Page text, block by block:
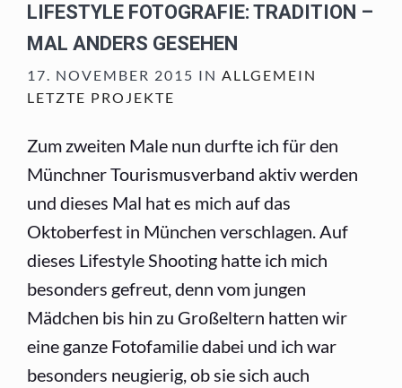
LIFESTYLE FOTOGRAFIE: TRADITION –
MAL ANDERS GESEHEN
17. NOVEMBER 2015 IN ALLGEMEIN
LETZTE PROJEKTE
Zum zweiten Male nun durfte ich für den
Münchner Tourismusverband aktiv werden
und dieses Mal hat es mich auf das
Oktoberfest in München verschlagen. Auf
dieses Lifestyle Shooting hatte ich mich
besonders gefreut, denn vom jungen
Mädchen bis hin zu Großeltern hatten wir
eine ganze Fotofamilie dabei und ich war
besonders neugierig, ob sie sich auch